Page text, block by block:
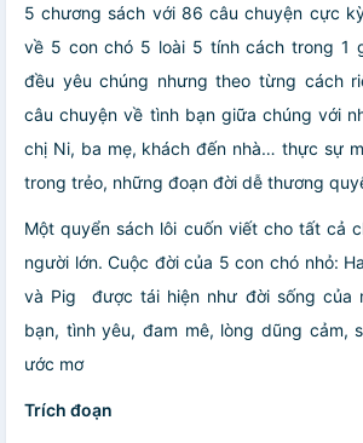
5 chương sách với 86 câu chuyện cực
về 5 con chó 5 loài 5 tính cách trong 1
đều yêu chúng nhưng theo từng cách
câu chuyện về tình bạn giữa chúng với
chị Ni, ba mẹ, khách đến nhà… thực sự
trong trẻo, những đoạn đời dễ thương
Một quyển sách lôi cuốn viết cho tất cả
người lớn. Cuộc đời của 5 con chó nhỏ:
và Pig được tái hiện như đời sống của
bạn, tình yêu, đam mê, lòng dũng cảm,
ước mơ
Trích đoạn